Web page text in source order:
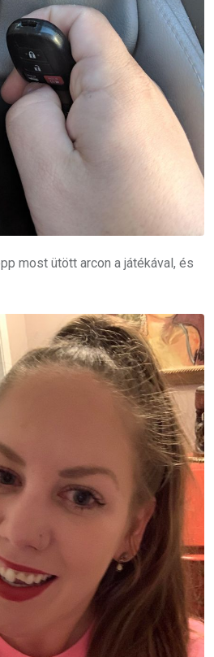
most ütött arcon a játékával, és